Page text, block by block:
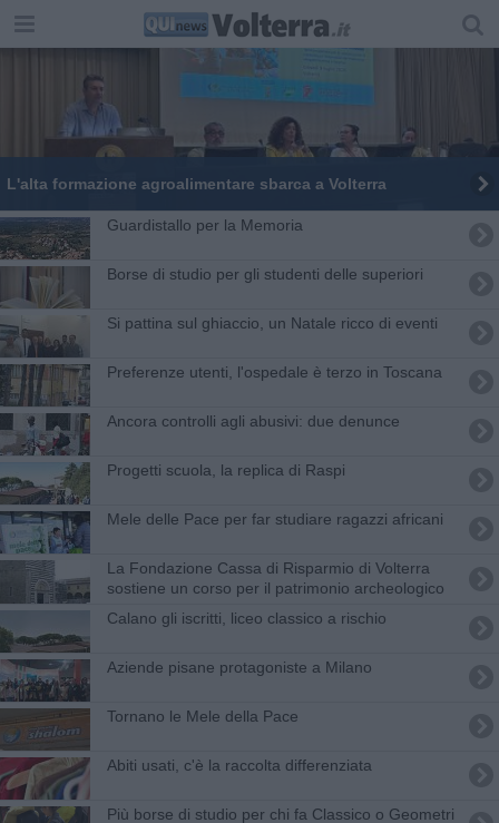
L'alta formazione agroalimentare sbarca a Volterra
Guardistallo per la Memoria
Borse di studio per gli studenti delle superiori
Si pattina sul ghiaccio, un Natale ricco di eventi
Preferenze utenti, l'ospedale è terzo in Toscana
Ancora controlli agli abusivi: due denunce
Progetti scuola, la replica di Raspi
Mele delle Pace per far studiare ragazzi africani
La Fondazione Cassa di Risparmio di Volterra
sostiene un corso per il patrimonio archeologico
Calano gli iscritti, liceo classico a rischio
Aziende pisane protagoniste a Milano
Tornano le Mele della Pace
Abiti usati, c'è la raccolta differenziata
Più borse di studio per chi fa Classico o Geometri